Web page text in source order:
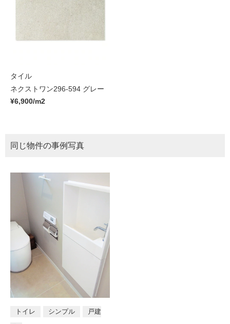
タイル
ネクストワン296-594 グレー
¥6,900/m2
同じ物件の事例写真
トイレ シンプル 戸建